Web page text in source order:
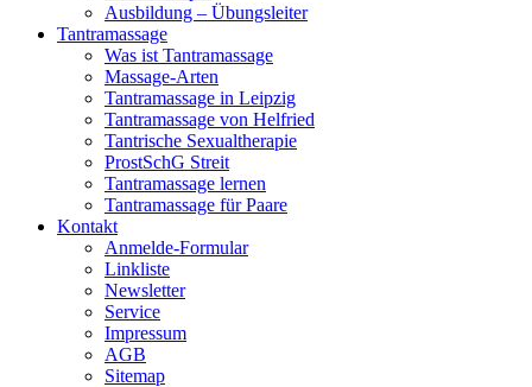
Ausbildung – Übungsleiter
Tantramassage
Was ist Tantramassage
Massage-Arten
Tantramassage in Leipzig
Tantramassage von Helfried
Tantrische Sexualtherapie
ProstSchG Streit
Tantramassage lernen
Tantramassage für Paare
Kontakt
Anmelde-Formular
Linkliste
Newsletter
Service
Impressum
AGB
Sitemap